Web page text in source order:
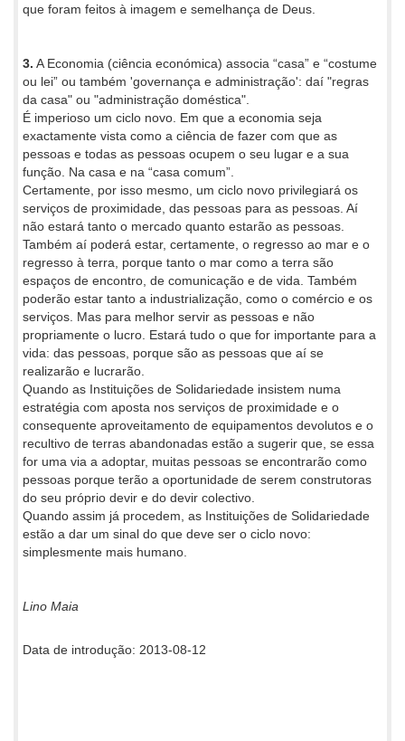
que foram feitos à imagem e semelhança de Deus.
3. A Economia (ciência económica) associa “casa” e “costume
ou lei” ou também 'governança e administração': daí "regras
da casa" ou "administração doméstica".
É imperioso um ciclo novo. Em que a economia seja
exactamente vista como a ciência de fazer com que as
pessoas e todas as pessoas ocupem o seu lugar e a sua
função. Na casa e na “casa comum”.
Certamente, por isso mesmo, um ciclo novo privilegiará os
serviços de proximidade, das pessoas para as pessoas. Aí
não estará tanto o mercado quanto estarão as pessoas.
Também aí poderá estar, certamente, o regresso ao mar e o
regresso à terra, porque tanto o mar como a terra são
espaços de encontro, de comunicação e de vida. Também
poderão estar tanto a industrialização, como o comércio e os
serviços. Mas para melhor servir as pessoas e não
propriamente o lucro. Estará tudo o que for importante para a
vida: das pessoas, porque são as pessoas que aí se
realizarão e lucrarão.
Quando as Instituições de Solidariedade insistem numa
estratégia com aposta nos serviços de proximidade e o
consequente aproveitamento de equipamentos devolutos e o
recultivo de terras abandonadas estão a sugerir que, se essa
for uma via a adoptar, muitas pessoas se encontrarão como
pessoas porque terão a oportunidade de serem construtoras
do seu próprio devir e do devir colectivo.
Quando assim já procedem, as Instituições de Solidariedade
estão a dar um sinal do que deve ser o ciclo novo:
simplesmente mais humano.
Lino Maia
Data de introdução: 2013-08-12